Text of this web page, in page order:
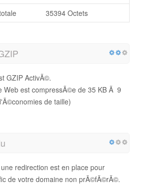
35394 Octets
GZIP ActivÃ©.
Web est compressÃ©e de 35 KB Ã 9
de taille)
redirection est en place pour
de votre domaine non prÃ©fÃ©rÃ©.